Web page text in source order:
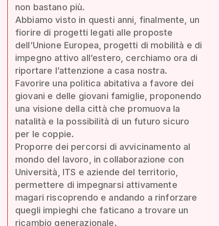
non bastano più.
Abbiamo visto in questi anni, finalmente, un
fiorire di progetti legati alle proposte
dell’Unione Europea, progetti di mobilità e di
impegno attivo all’estero, cerchiamo ora di
riportare l’attenzione a casa nostra.
Favorire una politica abitativa a favore dei
giovani e delle giovani famiglie, proponendo
una visione della città che promuova la
natalità e la possibilità di un futuro sicuro
per le coppie.
Proporre dei percorsi di avvicinamento al
mondo del lavoro, in collaborazione con
Università, ITS e aziende del territorio,
permettere di impegnarsi attivamente
magari riscoprendo e andando a rinforzare
quegli impieghi che faticano a trovare un
ricambio generazionale.